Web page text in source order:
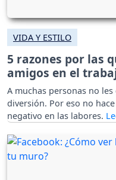
VIDA Y ESTILO
5 razones por las
amigos en el
A muchas personas no
diversión. Por eso no
negativo en las labores.